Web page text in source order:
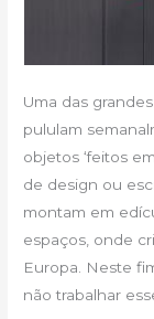
Uma das
pululam
objetos ‘feitos
de design ou
montam em
espaços, onde
Europa. Neste
não trabalhar